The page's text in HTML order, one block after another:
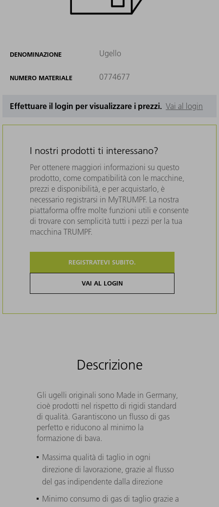
DENOMINAZIONE Ugello
NUMERO MATERIALE 0774677
Effettuare il login per visualizzare i prezzi. Vai al login
I nostri prodotti ti interessano?
Per ottenere maggiori informazioni su questo
prodotto, come compatibilità con le macchine,
prezzi e disponibilità, e per acquistarlo, è
necessario registrarsi in MyTRUMPF. La nostra
piattaforma offre molte funzioni utili e consente
di trovare con semplicità tutti i pezzi per la tua
macchina TRUMPF.
REGISTRATEVI SUBITO.
VAI AL LOGIN
Descrizione
Gli ugelli originali sono Made in Germany,
cioè prodotti nel rispetto di rigidi standard
di qualità. Garantiscono un flusso di gas
perfetto e riducono al minimo la
formazione di bava.
Massima qualità di taglio in ogni
direzione di lavorazione, grazie al flusso
del gas indipendente dalla direzione
Minimo consumo di gas di taglio grazie a